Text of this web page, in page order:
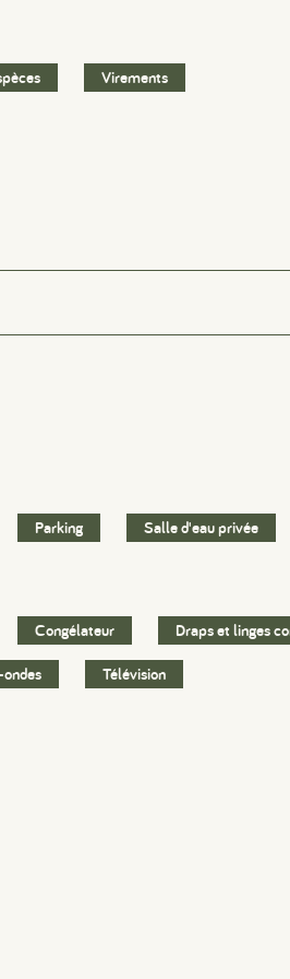
Virements
Parking Salle d'eau privée
Congélateur Draps et linges
Télévision